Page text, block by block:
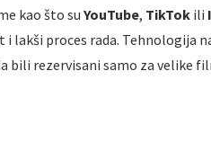
kao što su YouTube, TikTok ili
lakši proces rada. Tehnologija
bili rezervisani samo za velike